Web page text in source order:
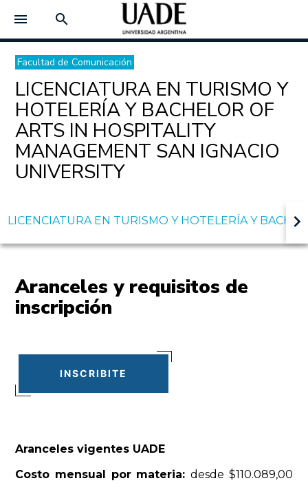
menu search
Facultad de Comunicación
LICENCIATURA EN TURISMO Y
HOTELERÍA Y BACHELOR OF
ARTS IN HOSPITALITY
MANAGEMENT SAN IGNACIO
UNIVERSITY
LICENCIATURA EN TURISMO Y HOTELERÍA Y keyboard_arrow_right
Aranceles y requisitos de
inscripción
INSCRIBITE
Aranceles vigentes UADE
Costo mensual por materia: desde $110.089,00